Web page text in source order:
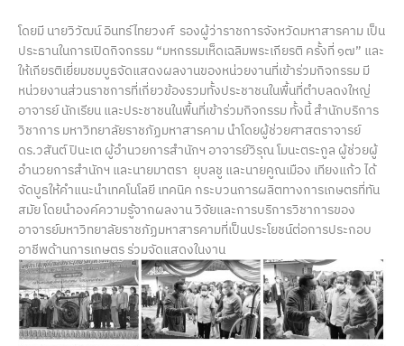
โดยมี นายวิวัฒน์ อินทร์ไทยวงศ์ รองผู้ว่าราชการจังหวัดมหาสารคาม เป็น
ประธานในการเปิดกิจกรรม “มหกรรมเห็ดเฉลิมพระเกียรติ ครั้งที่ ๑๗” และ
ให้เกียรติเยี่ยมชมบูธจัดแสดงผลงานของหน่วยงานที่เข้าร่วมกิจกรรม มี
หน่วยงานส่วนราชการที่เกี่ยวข้องรวมทั้งประชาชนในพื้นที่ตำบลดงใหญ่
อาจารย์ นักเรียน และประชาชนในพื้นที่เข้าร่วมกิจกรรม ทั้งนี้ สำนักบริการ
วิชาการ มหาวิทยาลัยราชภัฏมหาสารคาม นำโดยผู้ช่วยศาสตราจารย์
ดร.วสันต์ ปินะเต ผู้อำนวยการสำนักฯ อาจารย์วิรุณ โมนะตระกูล ผู้ช่วยผู้
อำนวยการสำนักฯ และนายมาตรา ยุบลชู และนายคูณเมือง เทียงแก้ว ได้
จัดบูธให้คำแนะนำเทคโนโลยี เทคนิค กระบวนการผลิตทางการเกษตรที่ทัน
สมัย โดยนำองค์ความรู้จากผลงาน วิจัยและการบริการวิชาการของ
อาจารย์มหาวิทยาลัยราชภัฏมหาสารคามที่เป็นประโยชน์ต่อการประกอบ
อาชีพด้านการเกษตร ร่วมจัดแสดงในงาน